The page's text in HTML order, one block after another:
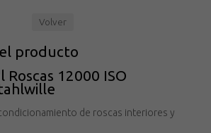
Volver
producto
Roscas 12000 ISO
de roscas interiores y